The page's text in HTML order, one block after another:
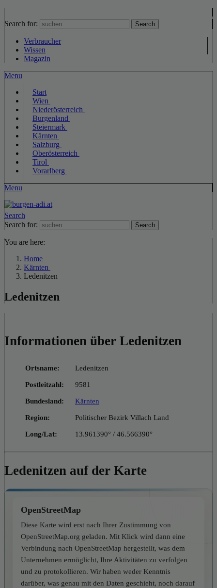
Search for: Search
Verbraucher
Wissen
Magazin
Menu
Start
Wien
Niederösterreich
Burgenland
Steiermark
Kärnten
Salzburg
Oberösterreich
Tirol
Vorarlberg
Menu
Search
Search for:
Search
You are here:
Home
Kärnten
Ledenitzen
Ledenitzen
Informationen über Ledenitzen
Ortsname: Ledenitzen
Postleitzahl: 9581
Bundesland: Kärnten
Region: Politischer Bezirk Villach Land
Long/Lat: 13.961390° / 46.566390°
Ledenitzen auf der Karte
OpenStreetMap
Diese Karte wird erst nach Ihrer Zustimmung von
OpenStreetMap.org geladen. Mit Klick wird dann eine
Verbindung nach OpenStreetMap hergestellt, was dem
Unternehmen ermöglicht, Ihre Aktivitäten zu verfolgen
und zu protokollieren. Wir haben weder Kenntnis
darüber, was genau mit den Daten geschieht, noch darauf